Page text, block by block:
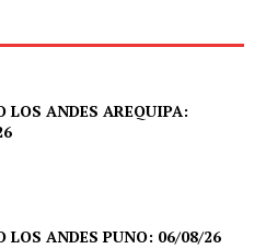
LOS ANDES AREQUIPA:
LOS ANDES PUNO: 06/08/26